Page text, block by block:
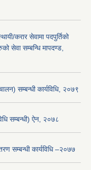
करार सेवामा पदपुर्तिको
सेवा सम्बन्धि मापदण्ड,
सम्बन्धी कार्यविधि, २०७९
सम्बन्धी) ऐन, २०७८
सम्बन्धी कार्यविधि –२०७७